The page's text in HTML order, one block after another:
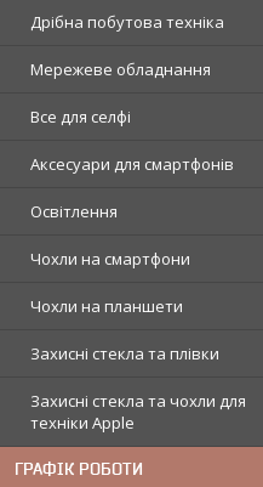
Дрібна побутова техніка
Мережеве обладнання
Все для селфі
Аксесуари для смартфонів
Освітлення
Чохли на смартфони
Чохли на планшети
Захисні стекла та плівки
Захисні стекла та чохли для
техніки Apple
ГРАФІК РОБОТИ